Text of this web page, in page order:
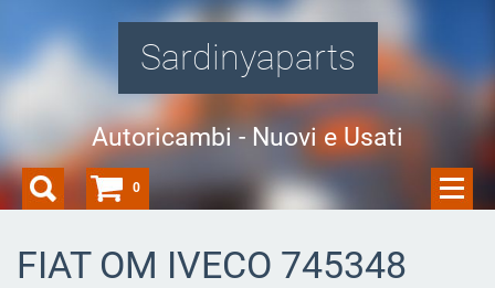
Sardinyaparts
Autoricambi - Nuovi e Usati
FIAT OM IVECO 745348
0